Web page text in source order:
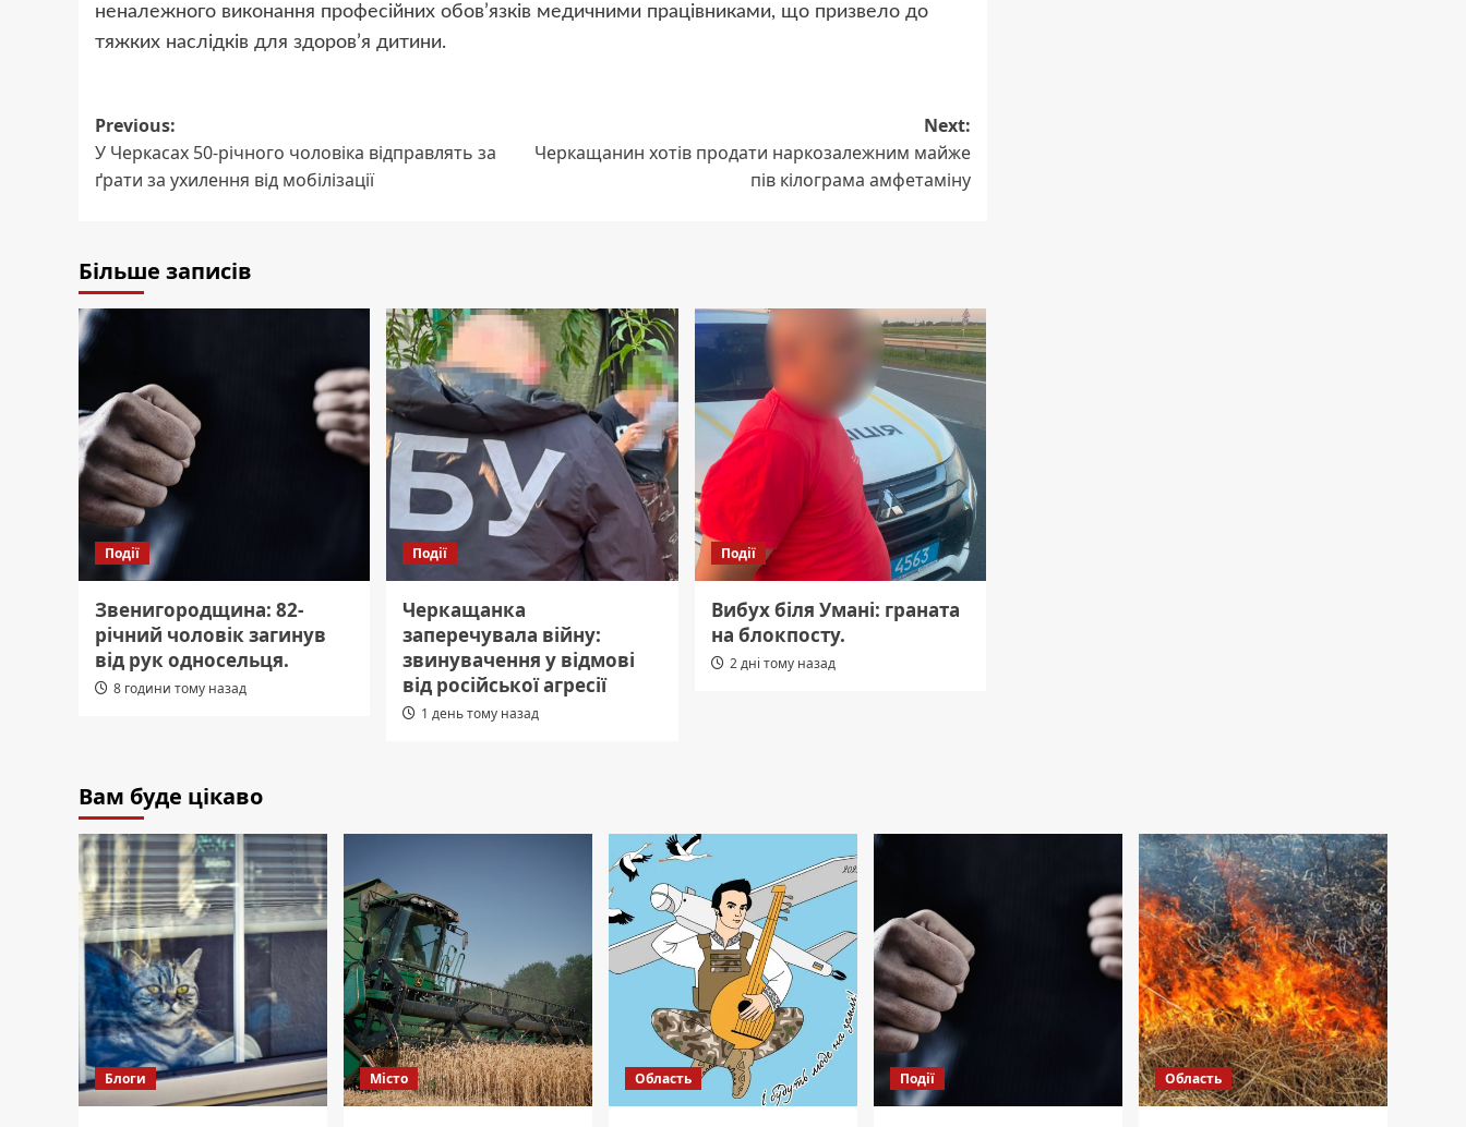
неналежного виконання професійних обов’язків медичними працівниками, що призвело до
тяжких наслідків для здоров’я дитини.
Post
navigation
Previous:
У Черкасах 50-річного чоловіка відправлять за
ґрати за ухилення від мобілізації
Next:
Черкащанин хотів продати наркозалежним майже
пів кілограма амфетаміну
Більше записів
Події
Звенигородщина: 82-
річний чоловік загинув
від рук односельця.
8 години тому назад
Події
Черкащанка
заперечувала війну:
звинувачення у відмові
від російської агресії
1 день тому назад
Події
Вибух біля Умані: граната
на блокпосту.
2 дні тому назад
Вам буде цікаво
Блоги Місто Область Події Область